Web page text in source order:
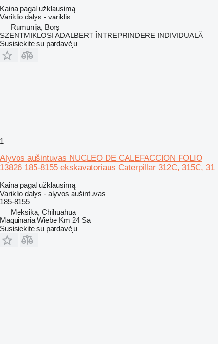
Kaina pagal užklausimą
Variklio dalys - variklis
Rumunija, Borș
SZENTMIKLOSI ADALBERT ÎNTREPRINDERE INDIVIDUALĂ
Susisiekite su pardavėju
1
Alyvos aušintuvas NUCLEO DE CALEFACCION FOLIO
13826 185-8155 ekskavatoriaus Caterpillar 312C, 315C, 31
Kaina pagal užklausimą
Variklio dalys - alyvos aušintuvas
185-8155
Meksika, Chihuahua
Maquinaria Wiebe Km 24 Sa
Susisiekite su pardavėju